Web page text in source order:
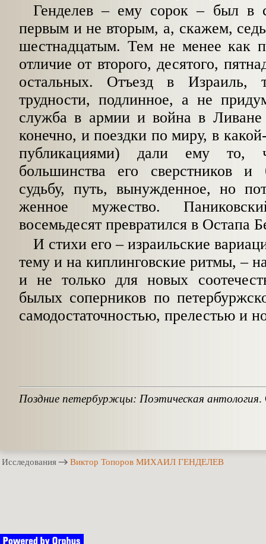
Генделев–ему сорок–был в
первым и не вторым, а, скажем,
шестнадцатым. Тем не менее как
отличие от второго, десятого,
остальных. Отъезд в Израиль,
трудности, подлинное, а не
служба в армии и война в
конечно, и поездки по миру, в
публикациями) дали ему то,
большинства его сверстников
судьбу, путь, вынужденное, но
женное мужество.
восемьдесят превра­тился в Остапа
И стихи его–израильские
тему и на киплинговские ритмы,–
и не только для новых
былых соперников по
самодостаточностью, прелестью и
Поздние петербуржцы: Поэтическая антология.
Исследования Виктор Топоров МИХАИЛ ГЕНДЕЛЕВ